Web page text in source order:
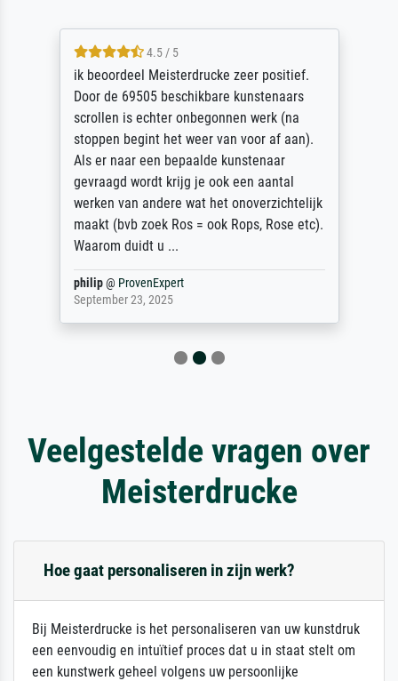
4.5 / 5
ik beoordeel Meisterdrucke zeer positief.
Door de 69505 beschikbare kunstenaars
scrollen is echter onbegonnen werk (na
stoppen begint het weer van voor af aan).
Als er naar een bepaalde kunstenaar
gevraagd wordt krijg je ook een aantal
werken van andere wat het onoverzichtelijk
maakt (bvb zoek Ros = ook Rops, Rose etc).
Waarom duidt u ...
philip@ ProvenExpert
September 23, 2025
Veelgestelde vragen over
Meisterdrucke
Hoe gaat personaliseren in zijn werk?
Bij Meisterdrucke is het personaliseren van uw kunstdruk
een eenvoudig en intuïtief proces dat u in staat stelt om
een kunstwerk geheel volgens uw persoonlijke